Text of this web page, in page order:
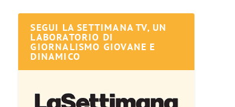
SEGUI LA SETTIMANA TV, UN
LABORATORIO DI
GIORNALISMO GIOVANE E
DINAMICO